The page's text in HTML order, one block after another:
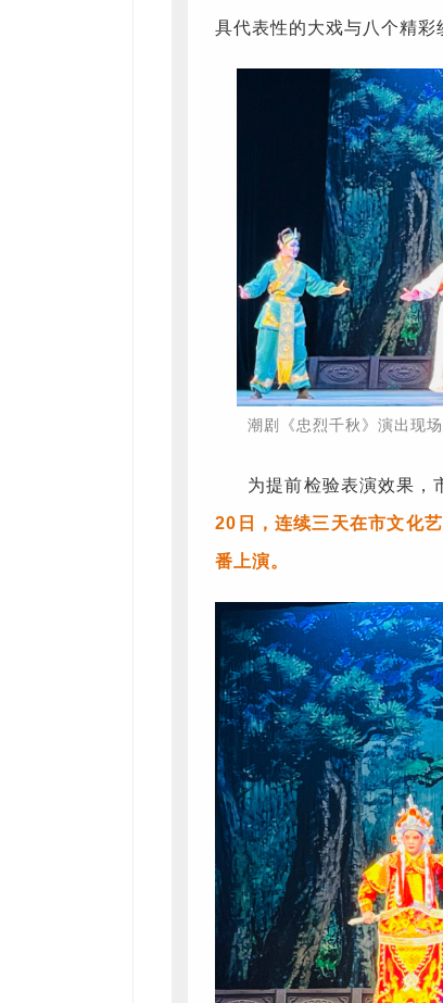
具代表性的大戏与八个精彩
潮剧《忠烈千秋》演出现场
为提前检验表演效果，
20日，连续三天在市文化
番上演。